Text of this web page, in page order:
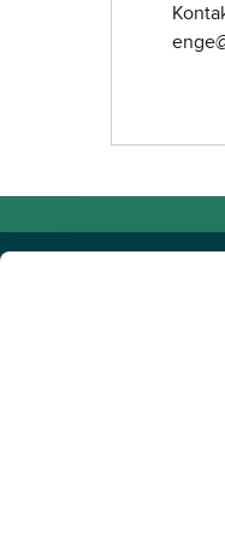
Hos TR
Sedan